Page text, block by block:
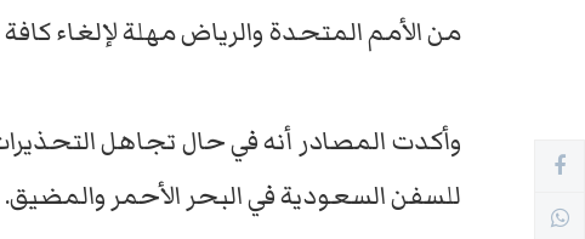
من الأمم المتحدة والرياض مهلة لإلغاء
وأكدت المصادر أنه في حال تجاهل
للسفن السعودية في البحر الأحمر والمضيق.